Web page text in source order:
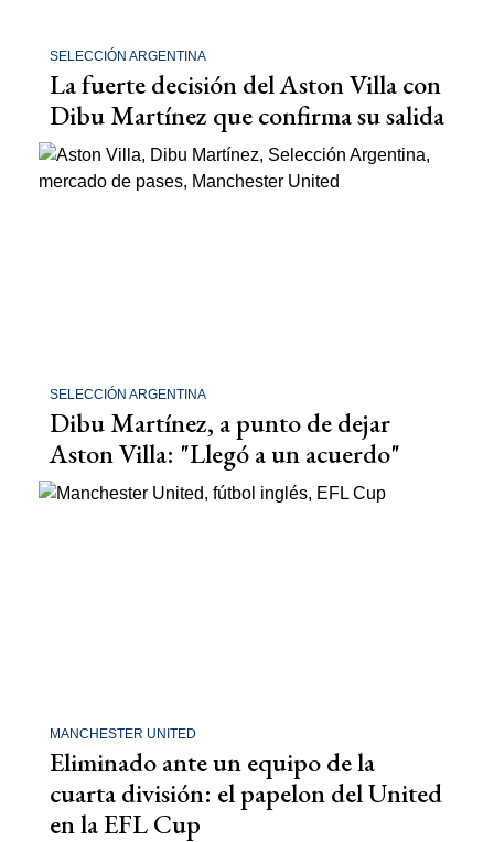
SELECCIÓN ARGENTINA
La fuerte decisión del Aston Villa con
Dibu Martínez que confirma su salida
SELECCIÓN ARGENTINA
Dibu Martínez, a punto de dejar
Aston Villa: "Llegó a un acuerdo"
MANCHESTER UNITED
Eliminado ante un equipo de la
cuarta división: el papelon del United
en la EFL Cup